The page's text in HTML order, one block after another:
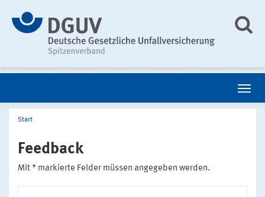
Start
Feedback
Mit * markierte Felder müssen angegeben werden.